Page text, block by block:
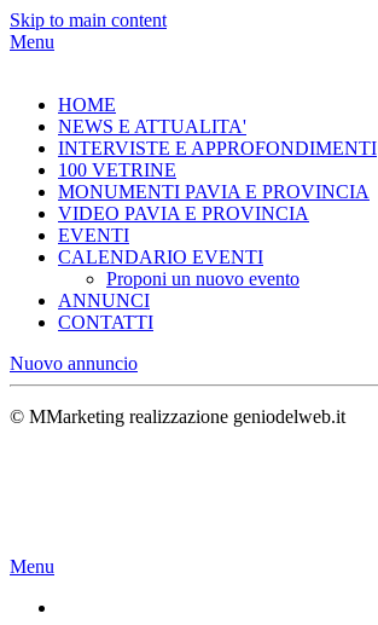
Skip to main content
Menu
HOME
NEWS E ATTUALITA'
INTERVISTE E APPROFONDIMENTI
100 VETRINE
MONUMENTI PAVIA E PROVINCIA
VIDEO PAVIA E PROVINCIA
EVENTI
CALENDARIO EVENTI
Proponi un nuovo evento
ANNUNCI
CONTATTI
Nuovo annuncio
© MMarketing realizzazione geniodelweb.it
Menu